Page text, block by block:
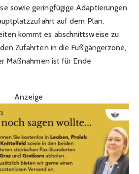
sowie geringfügige Adaptierungen
auf dem Plan.
kommt es abschnittsweise zu
Zufahrten in die Fußgängerzone,
Maßnahmen ist für Ende
Anzeige